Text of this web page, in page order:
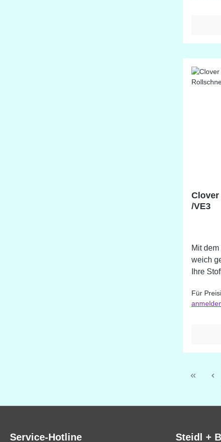
Clover
/VE3
Mit
weich
Ihre
vertikal
Winkel
Für
Service-Hotline Steidl +